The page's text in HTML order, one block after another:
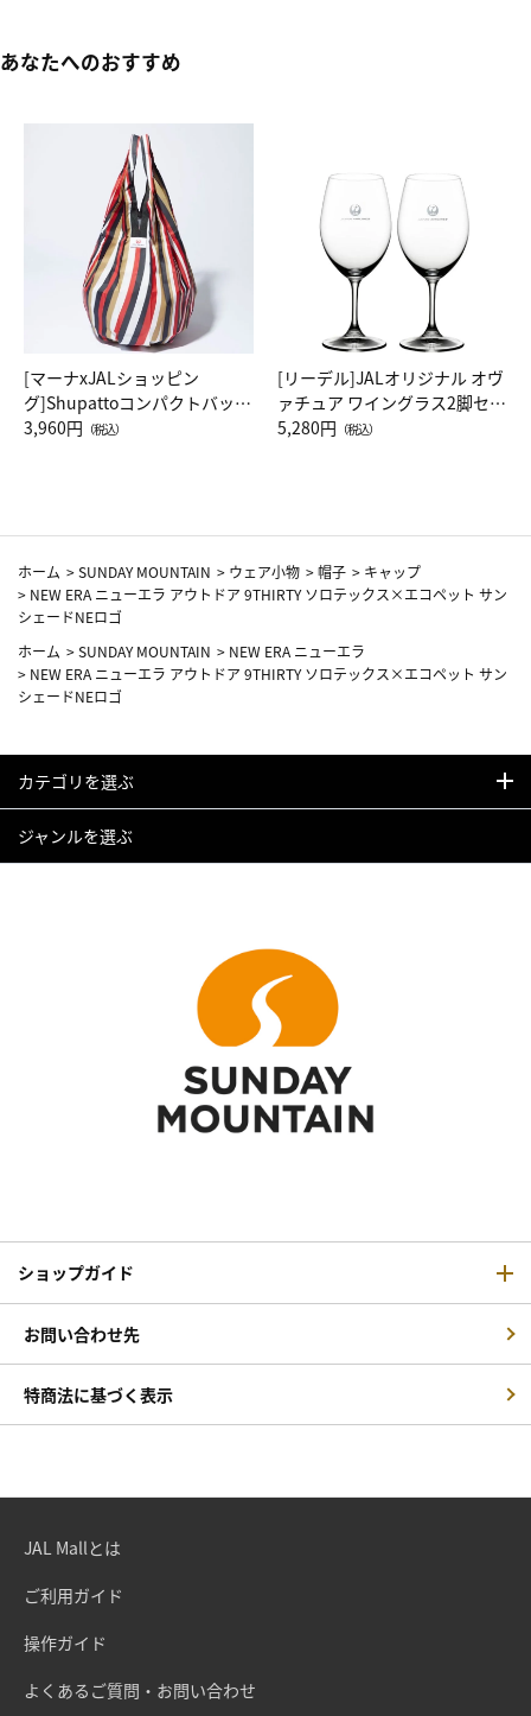
あなたへのおすすめ
[マーナxJALショッピン
グ]Shupattoコンパクトバッグ
Drop JAL客室乗務員（LC）ス
3,960円 （税込）
[リーデル]JALオリジナル オヴ
ァチュア ワイングラス2脚セッ
ト（レッドワイン）
5,280円 （税込）
ホーム >SUNDAY MOUNTAIN > ウェア小物 >帽子 > キャップ
> NEW ERA ニューエラ アウトドア 9THIRTY ソロテックス×エコペット サン
シェードNEロゴ
ホーム >SUNDAY MOUNTAIN > NEW ERA ニューエラ
> NEW ERA ニューエラ アウトドア 9THIRTY ソロテックス×エコペット サン
シェードNEロゴ
カテゴリを選ぶ
ジャンルを選ぶ
ショップガイド
お問い合わせ先
特商法に基づく表示
JAL Mallとは
ご利用ガイド
操作ガイド
よくあるご質問・お問い合わせ